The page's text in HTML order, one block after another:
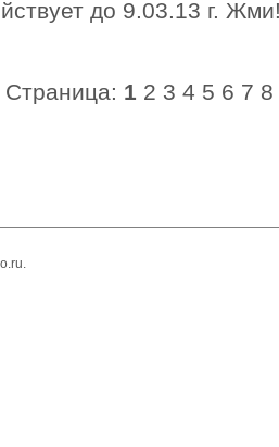
до 9.03.13 г.
Страница: 1 2 3 4 5 6 7 8
.